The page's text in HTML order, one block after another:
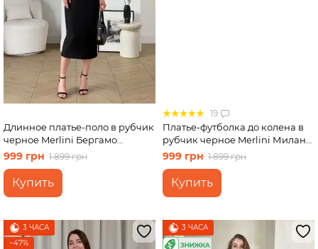
Длинное платье-поло в рубчик
черное Merlini Бергамо
700002241 размер 4XL-5XL
999 грн 1 899 грн
Купить
19
Платье-футболка до колена в
рубчик черное Merlini Милан
700000141 размер 54-56 (4XL-
999 грн 1 899 грн
Купить
3 ЧАСА
−47%
3 ЧАСА